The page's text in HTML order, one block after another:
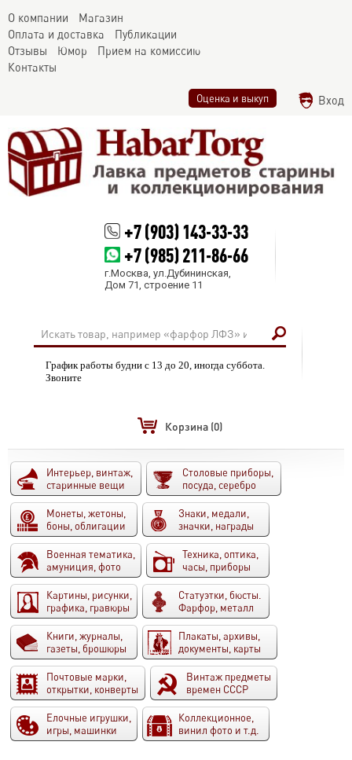
О компании
Магазин
Оплата и доставка
Публикации
Отзывы
Юмор
Прием на комиссию
Контакты
Оценка и выкуп Вход
+7 (903) 143-33-33
+7 (985) 211-86-66
г.Москва, ул.Дубининская,
Дом 71, строение 11
График работы будни с 13 до 20, иногда суббота.
Звоните
Корзина (0)
Интерьер, винтаж,
старинные вещи
Столовые приборы,
посуда, серебро
Монеты, жетоны,
боны, облигации
Знаки, медали,
значки, награды
Военная тематика,
амуниция, фото
Техника, оптика,
часы, приборы
Картины, рисунки,
графика, гравюры
Статуэтки, бюсты.
Фарфор, металл
Книги, журналы,
газеты, брошюры
Плакаты, архивы,
документы, карты
Почтовые марки,
открытки, конверты
Винтаж предметы
времен СССР
Елочные игрушки,
игры, машинки
Коллекционное,
винил фото и т.д.